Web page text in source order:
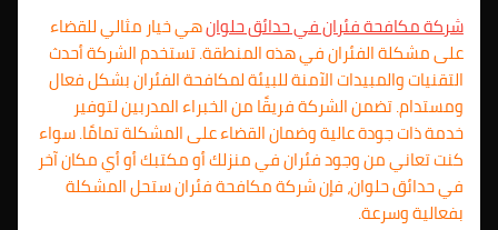
شركة مكافحة فئران في حدائق حلوانهي خيار مثالي للقضاء
على مشكلة الفئران في هذه المنطقة. تستخدم الشركة أحدث
التقنيات والمبيدات الآمنة للبيئة لمكافحة الفئران بشكل فعال
ومستدام. تضمن الشركة فريقًا من الخبراء المدربين لتوفير
خدمة ذات جودة عالية وضمان القضاء على المشكلة تمامًا. سواء
كنت تعاني من وجود فئران في منزلك أو مكتبك أو أي مكان آخر
في حدائق حلوان، فإن شركة مكافحة فئران ستحل المشكلة
بفعالية وسرعة.